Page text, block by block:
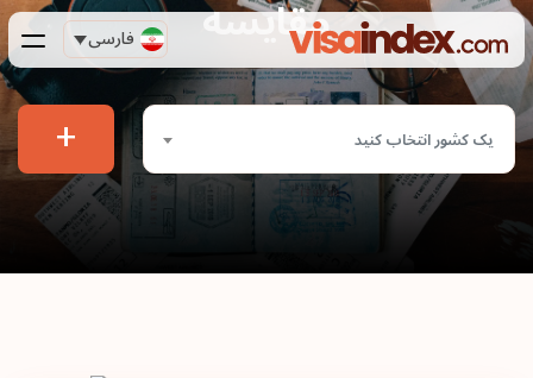
فارسی مقایسه
یک کشور انتخاب کنید +